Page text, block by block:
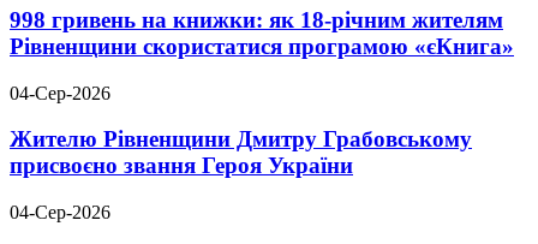
998 гривень на книжки: як 18-річним жителям
Рівненщини скористатися програмою «єКнига»
04-Сер-2026
Жителю Рівненщини Дмитру Грабовському
присвоєно звання Героя України
04-Сер-2026